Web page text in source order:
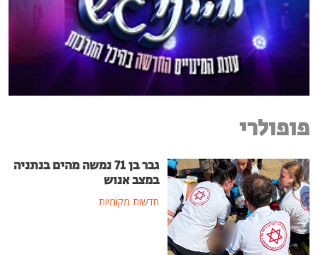
פופולרי
גבר בן 71 נמשה מהים בנתניה
במצב אנוש
חדשות מקומיות